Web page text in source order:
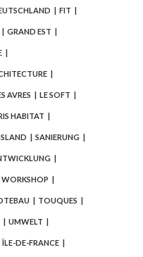
FIT
GRAND EST
AVRES LE SOFT
HABITAT
SANIERUNG
TOUQUES
UMWELT
ÎLE-DE-FRANCE